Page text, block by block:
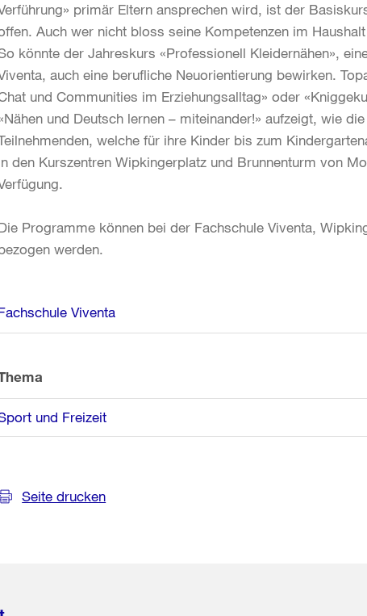
primär Eltern ansprechen wird, ist der
Auch wer nicht bloss seine Kompetenzen im
könnte der Jahreskurs «Professionell Kleidernähen»,
auch eine berufliche Neuorientierung bewirken.
und Communities im Erziehungsalltag» oder
und Deutsch lernen – miteinander!» aufzeigt, wie
welche für ihre Kinder bis zum
den Kurszentren Wipkingerplatz und Brunnenturm von
Programme können bei der Fachschule Viventa,
werden.
Viventa
und Freizeit
Seite drucken